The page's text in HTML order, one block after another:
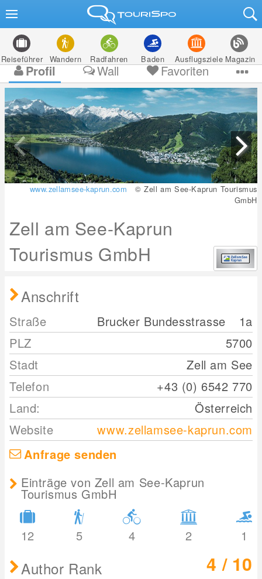
Reiseführer Wandern Radfahren Baden Ausflugsziele Magazin
Profil Wall Favoriten
www.zellamsee-kaprun.com
© Zell am See-Kaprun Tourismus
GmbH
Zell am See-Kaprun
Tourismus GmbH
Anschrift
Straße Brucker Bundesstrasse
1a
PLZ
5700
Stadt
Zell am See
Telefon
+43 (0) 6542 770
Land:
Österreich
Website
www.zellamsee-kaprun.com
Anfrage senden
Einträge von Zell am See-Kaprun
Tourismus GmbH
12 5 4 2 1
Author Rank 4 / 10